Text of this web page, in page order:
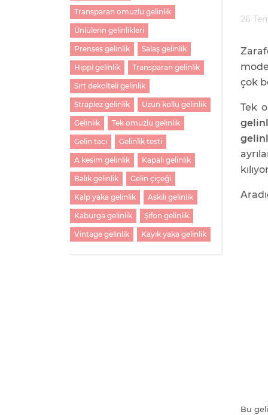
Transparan omuzlu gelinlik
Ünlülerin gelinlikleri
Prenses gelinlik Salaş gelinlik
Hippi gelinlik Transparan gelinlik
Sırt dekolteli gelinlik
Straplez gelinlik Uzun kollu gelinlik
Gelinlik Tek omuzlu gelinlik
Gelin tacı Gelinlik testi
A kesim gelinlik Kapalı gelinlik
Balık gelinlik Gelin çiçeği
Kalp yaka gelinlik Askılı gelinlik
Kaburga gelinlik Şifon gelinlik
Vintage gelinlik Kayık yaka gelinlik
26
çok
Tek
Bu